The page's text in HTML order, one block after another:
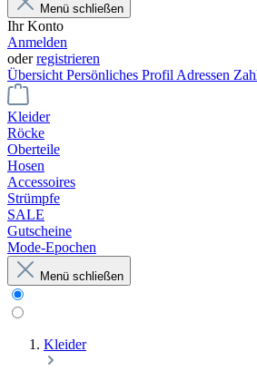
Menü schließen
Ihr Konto
Anmelden
oderregistrieren
Übersicht Persönliches Profil Adressen
Kleider
Röcke
Oberteile
Hosen
Accessoires
Strümpfe
SALE
Gutscheine
Mode-Epochen
Menü schließen
Kleider